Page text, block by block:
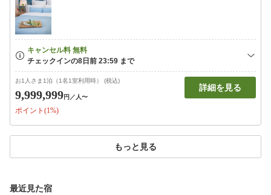
お1人さま1泊（1名1室利用時） (税込)
9,999,999円 ／人〜
ポイント(1%)
詳細を見る
もっと見る
最近見た宿